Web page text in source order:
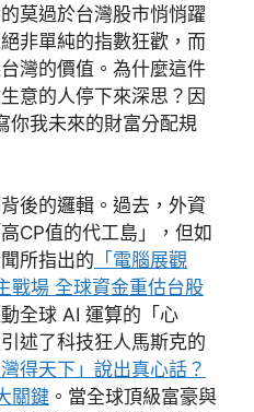
莫過於台灣股市悄悄躍
非單純的指數狂歡，而
灣的價值。為什麼這件
意的人停下來深思？因
你我未來的財富分配規
後的邏輯。過去，外資
CP值的代工島」，但如
所指出的 「電腦展觀
戰場 全球資金重估台股
全球 AI 運算的「心
述了科技狂人馬斯克的
得天下」說出真心話？
關鍵 。當全球頂級富豪與